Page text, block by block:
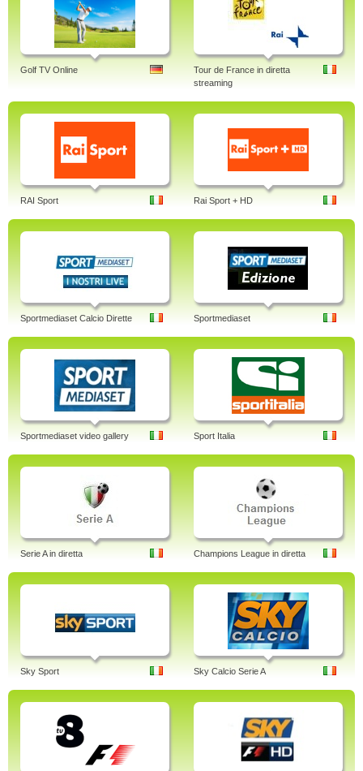
Golf TV Online
Tour de France in diretta
streaming
RAI Sport Rai Sport + HD
Sportmediaset Calcio Dirette Sportmediaset
Sportmediaset video gallery Sport Italia
Serie A in diretta Champions League in diretta
Sky Sport Sky Calcio Serie A